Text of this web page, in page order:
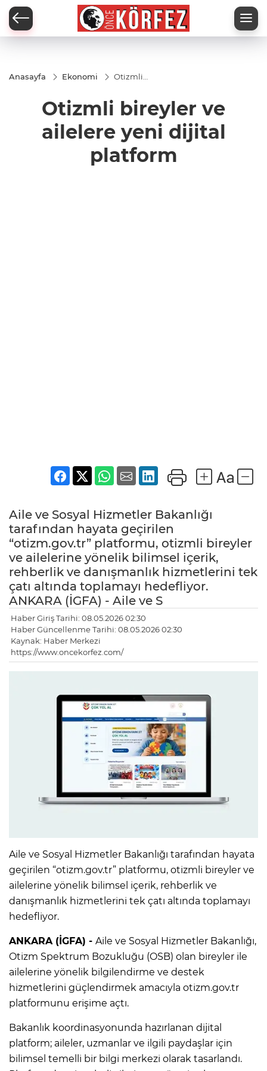
Anasayfa Ekonomi
Otizmli
ailelere
yeni
platform
Otizmli bireyler ve
ailelere yeni dijital
platform
Aile ve Sosyal Hizmetler Bakanlığı
tarafından hayata geçirilen
“otizm.gov.tr” platformu, otizmli bireyler
ve ailelerine yönelik bilimsel içerik,
rehberlik ve danışmanlık hizmetlerini tek
çatı altında toplamayı hedefliyor.
ANKARA (İGFA) - Aile ve S
Haber Giriş Tarihi: 08.05.2026 02:30
Haber Güncellenme Tarihi: 08.05.2026 02:30
Kaynak: Haber Merkezi
https://www.oncekorfez.com/
Aile ve Sosyal Hizmetler Bakanlığı tarafından hayata
geçirilen “otizm.gov.tr” platformu, otizmli bireyler ve
ailelerine yönelik bilimsel içerik, rehberlik ve
danışmanlık hizmetlerini tek çatı altında toplamayı
hedefliyor.
ANKARA (İGFA) - Aile ve Sosyal Hizmetler Bakanlığı,
Otizm Spektrum Bozukluğu (OSB) olan bireyler ile
ailelerine yönelik bilgilendirme ve destek
hizmetlerini güçlendirmek amacıyla otizm.gov.tr
platformunu erişime açtı.
Bakanlık koordinasyonunda hazırlanan dijital
platform; aileler, uzmanlar ve ilgili paydaşlar için
bilimsel temelli bir bilgi merkezi olarak tasarlandı.